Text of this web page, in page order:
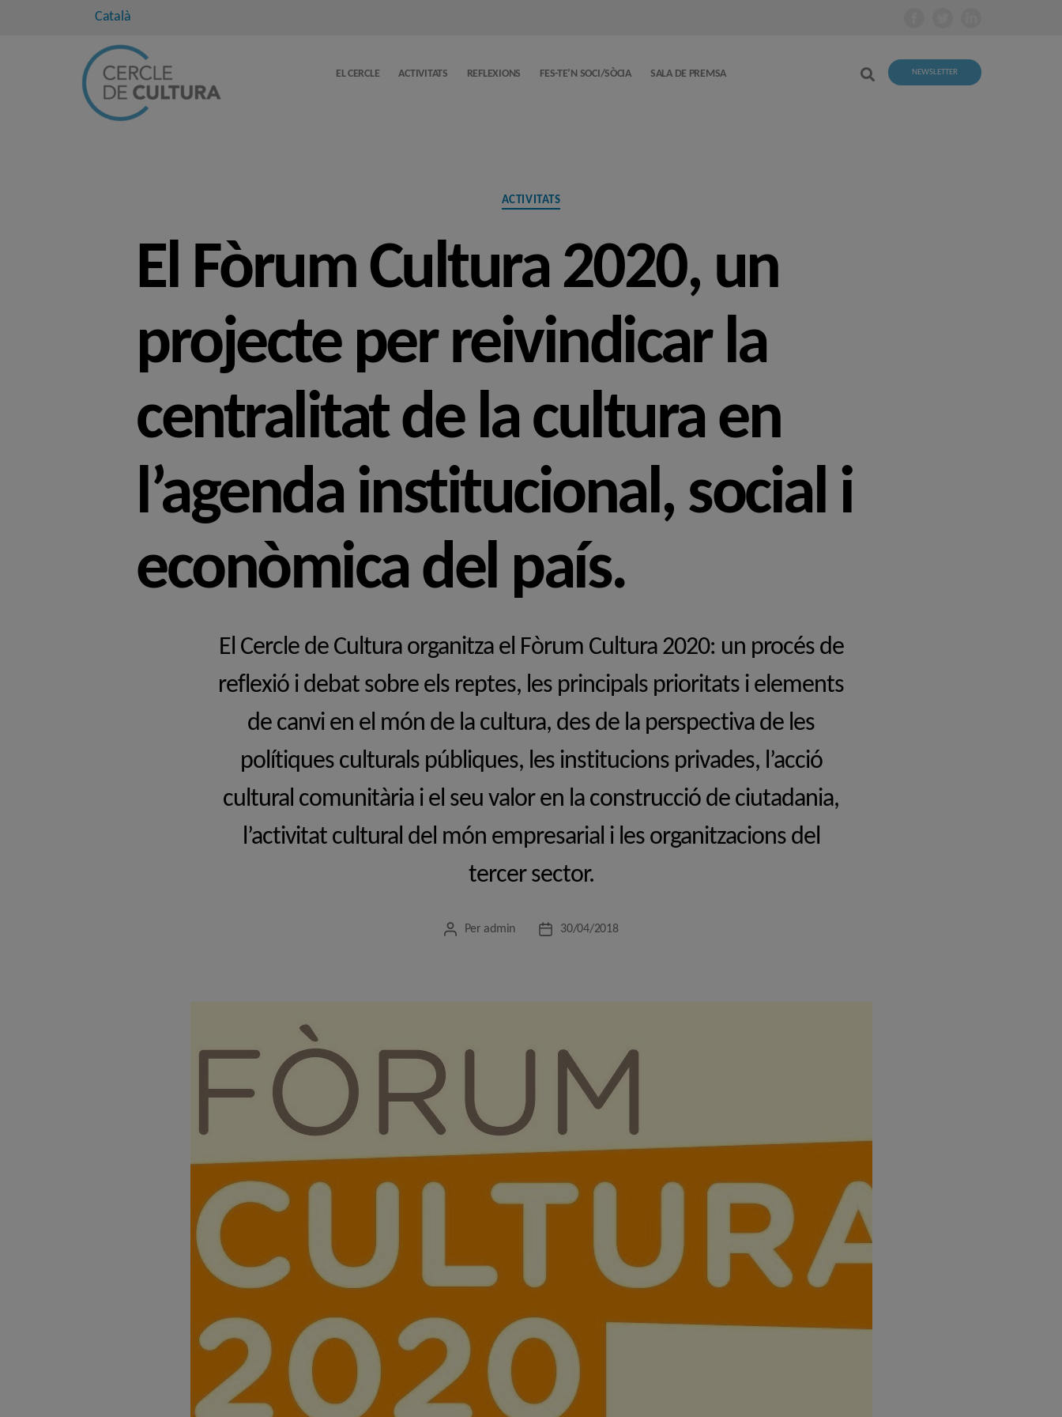
Català
EL CERCLE ACTIVITATS REFLEXIONS FES-TE’N SOCI/SÒCIA SALA DE PREMSA NEWSLETTER
Categories
ACTIVITATS
El Fòrum Cultura 2020, un
projecte per reivindicar la
centralitat de la cultura en
l’agenda institucional, social i
econòmica del país.
El Cercle de Cultura organitza el Fòrum Cultura 2020: un procés de
reflexió i debat sobre els reptes, les principals prioritats i elements
de canvi en el món de la cultura, des de la perspectiva de les
polítiques culturals públiques, les institucions privades, l’acció
cultural comunitària i el seu valor en la construcció de ciutadania,
l’activitat cultural del món empresarial i les organitzacions del
tercer sector.
Autor
Per admin
Data30/04/2018